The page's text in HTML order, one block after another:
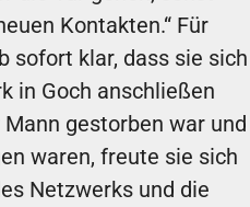
Kontakten.“ Für
sofort klar, dass sie sich
in Goch anschließen
gestorben war und
waren, freute sie sich
Netzwerks und die